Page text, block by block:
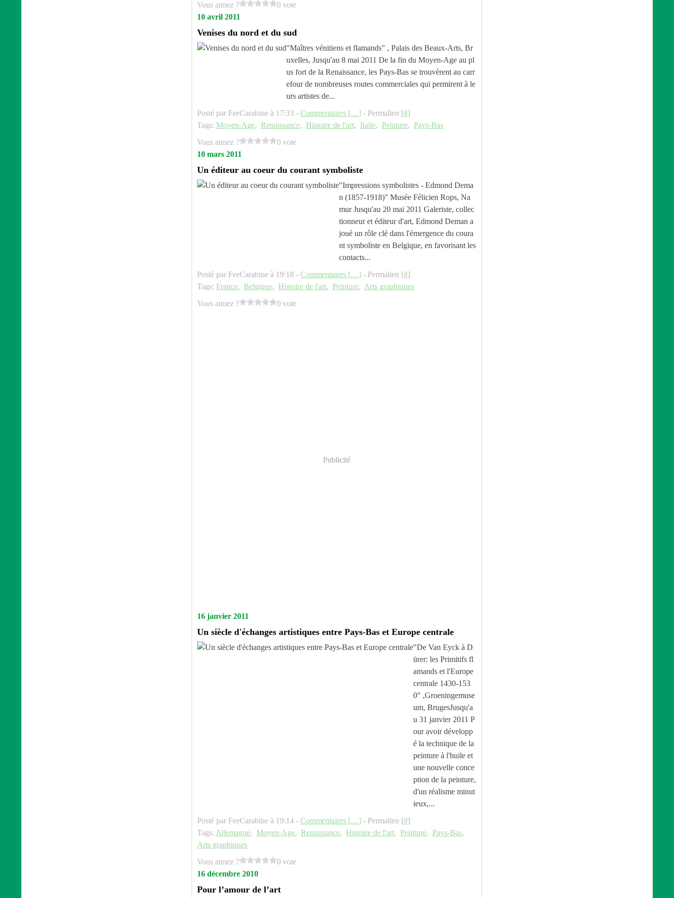
Vous aimez ?
0 vote
10 avril 2011
Venises du nord et du sud
"Maîtres vénitiens et flamands" , Palais des Beaux-Arts, Br
uxelles, Jusqu'au 8 mai 2011 De la fin du Moyen-Age au pl
us fort de la Renaissance, les Pays-Bas se trouvèrent au carr
efour de nombreuses routes commerciales qui permirent à le
urs artistes de...
Posté par FeeCarabine à 17:33 -Commentaires […] - Permalien [#]
Tags:Moyen-Age,Renaissance,Histoire de l'art, Italie,Peinture,Pays-Bas
Vous aimez ?
0 vote
10 mars 2011
Un éditeur au coeur du courant symboliste
"Impressions symbolistes - Edmond Dema
n (1857-1918)" Musée Félicien Rops, Na
mur Jusqu'au 20 mai 2011 Galeriste, collec
tionneur et éditeur d'art, Edmond Deman a
joué un rôle clé dans l'émergence du coura
nt symboliste en Belgique, en favorisant les
contacts...
Posté par FeeCarabine à 19:18 -Commentaires […] - Permalien [#]
Tags:France,Belgique,Histoire de l'art,Peinture, Arts graphiques
Vous aimez ?
0 vote
Publicité
16 janvier 2011
Un siècle d'échanges artistiques entre Pays-Bas et Europe centrale
"De Van Eyck à D
ürer: les Primitifs fl
amands et l'Europe
centrale 1430-153
0" ,Groeningemuse
um, BrugesJusqu'a
u 31 janvier 2011 P
our avoir développ
é la technique de la
peinture à l'huile et
une nouvelle conce
ption de la peinture,
d'un réalisme minut
ieux,...
Posté par FeeCarabine à 19:14 -Commentaires […] - Permalien [#]
Tags: Allemagne,Moyen-Age,Renaissance,Histoire de l'art,Peinture,Pays-Bas,
Arts graphiques
Vous aimez ?
0 vote
16 décembre 2010
Pour l’amour de l’art